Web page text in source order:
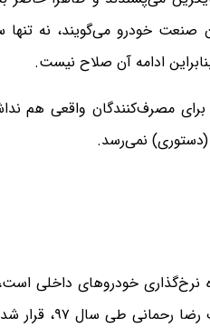
صنعت خودرو می‌گویند، نه
ادامه آن صلاح نیست.
مصرف‌کنندگان واقعی هم
(دستوری) نمی‌رسد.
خودروهای داخلی
امروز نتوانسته از این گردنه